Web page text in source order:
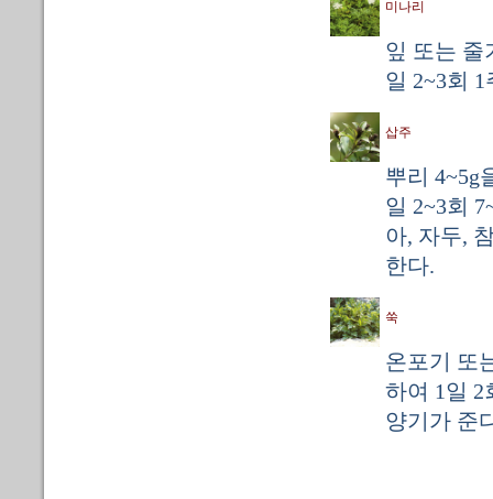
미나리
잎 또는 줄
일 2~3회
삽주
뿌리 4~5g
일 2~3회
아, 자두,
한다.
쑥
온포기 또
하여 1일 2
양기가 준